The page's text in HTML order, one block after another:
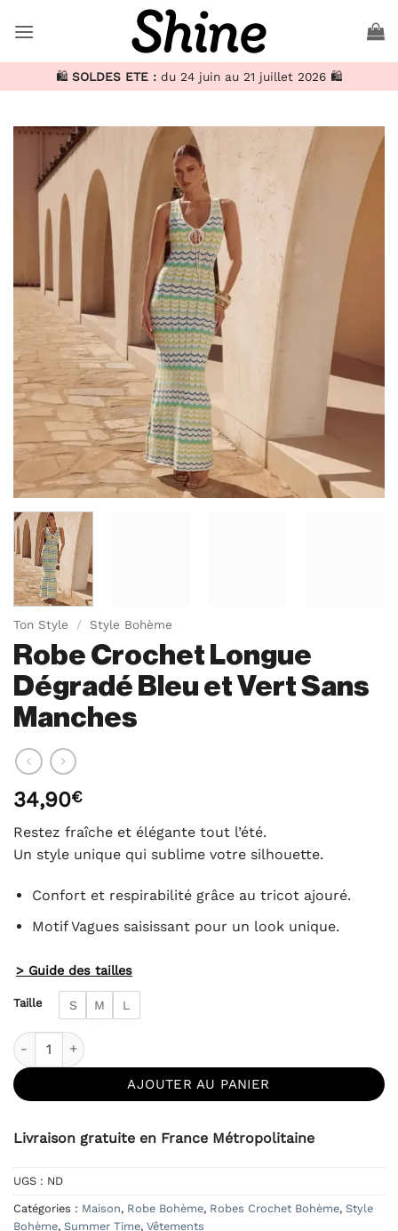
au
🛍️ SOLDES ETE : du 24 juin au 21 juillet 2026 🛍️
Ton Style / Style Bohème
Robe Crochet Longue
Dégradé Bleu et Vert Sans
Manches
34,90€
Restez fraîche et élégante tout l’été.
Un style unique qui sublime votre silhouette.
Confort et respirabilité grâce au tricot ajouré.
Motif Vagues saisissant pour un look unique.
> Guide des tailles
Taille S M L
quantité de Robe Crochet Longue Dégradé Bleu et Vert Sans
AJOUTER AU PANIER
Livraison gratuite en France Métropolitaine
UGS : ND
Catégories : Maison, Robe Bohème, Robes Crochet Bohème, Style
Bohème, Summer Time, Vêtements